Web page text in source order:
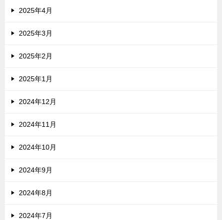
2025年4月
2025年3月
2025年2月
2025年1月
2024年12月
2024年11月
2024年10月
2024年9月
2024年8月
2024年7月